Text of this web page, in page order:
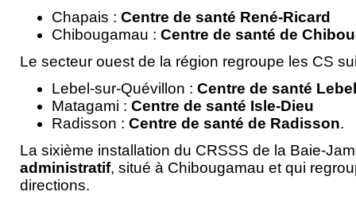
Chapais : Centre de santé René-Ricard
Chibougamau : Centre de santé de
Le secteur ouest de la région regroupe les CS
Lebel-sur-Quévillon : Centre de santé Lebel
Matagami : Centre de santé Isle-Dieu
Radisson : Centre de santé de Radisson.
La sixième installation du CRSSS de la Baie-
administratif, situé à Chibougamau et qui
directions.